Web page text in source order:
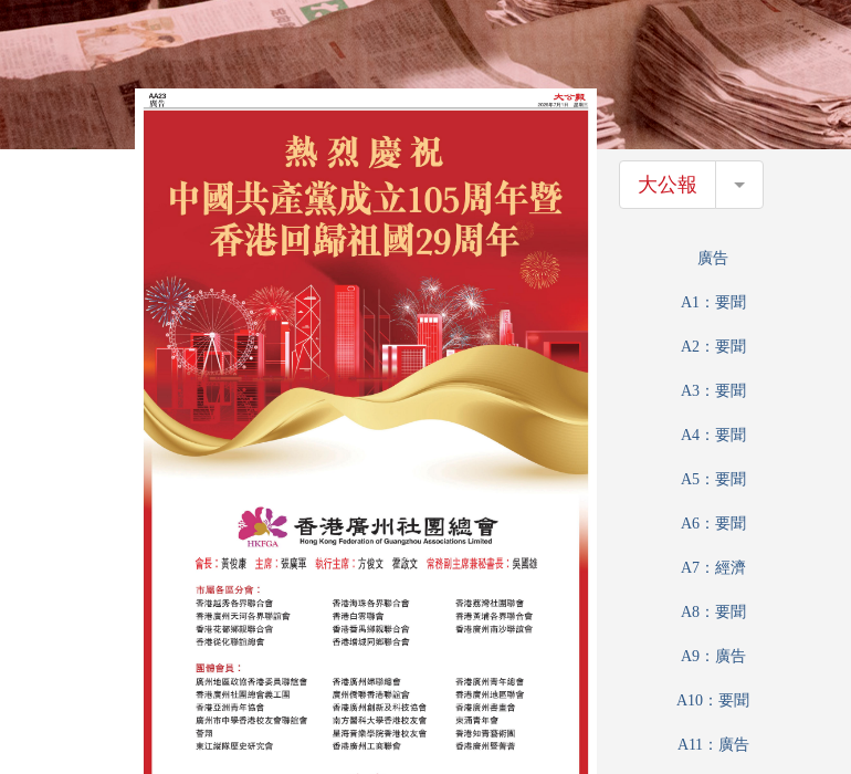
大公報 大公報
廣告
A1：要聞
A2：要聞
A3：要聞
A4：要聞
A5：要聞
A6：要聞
A7：經濟
A8：要聞
A9：廣告
A10：要聞
A11：廣告